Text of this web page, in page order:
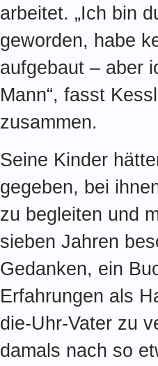
arbeitet. „Ich bin
geworden, habe
aufgebaut – aber
Mann“, fasst
zusammen.
Seine Kinder
gegeben, bei
zu begleiten und
sieben Jahren
Gedanken, ein
Erfahrungen als
die-Uhr-Vater zu
damals nach so